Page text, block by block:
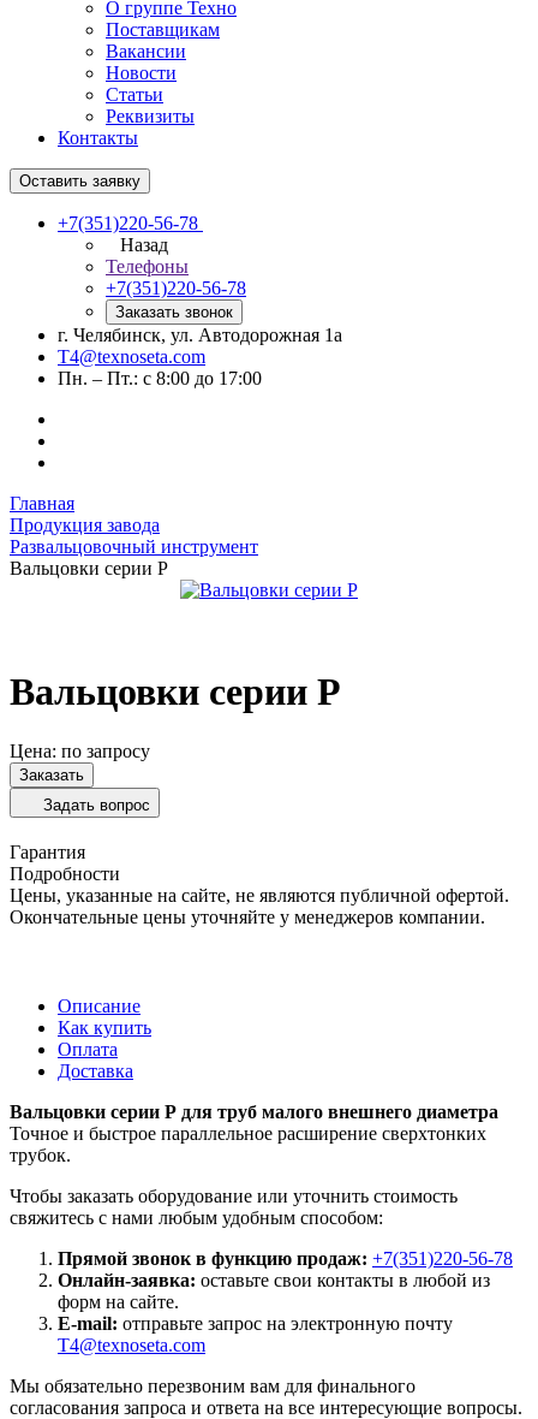
О группе Техно
Поставщикам
Вакансии
Новости
Статьи
Реквизиты
Контакты
Оставить заявку
+7(351)220-56-78
Назад
Телефоны
+7(351)220-56-78
Заказать звонок
г. Челябинск, ул. Автодорожная 1а
T4@texnoseta.com
Пн. – Пт.: с 8:00 до 17:00
Главная
Продукция завода
Развальцовочный инструмент
Вальцовки серии Р
Вальцовки серии Р
Цена: по запросу
Заказать
Задать вопрос
Гарантия
Подробности
Цены, указанные на сайте, не являются публичной офертой.
Окончательные цены уточняйте у менеджеров компании.
Описание
Как купить
Оплата
Доставка
Вальцовки серии Р для труб малого внешнего диаметра
Точное и быстрое параллельное расширение сверхтонких
трубок.
Чтобы заказать оборудование или уточнить стоимость
свяжитесь с нами любым удобным способом:
Прямой звонок в функцию продаж: +7(351)220-56-78
Онлайн-заявка: оставьте свои контакты в любой из
форм на сайте.
E-mail: отправьте запрос на электронную почту
T4@texnoseta.com
Мы обязательно перезвоним вам для финального
согласования запроса и ответа на все интересующие вопросы.